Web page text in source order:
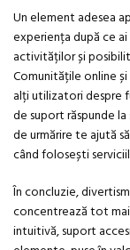
Un element adesea
experiența după ce
activităților și
Comunitățile online
alți utilizatori despre
de suport răspunde
de urmărire te ajută
când folosești
În concluzie,
concentrează tot
intuitivă, suport